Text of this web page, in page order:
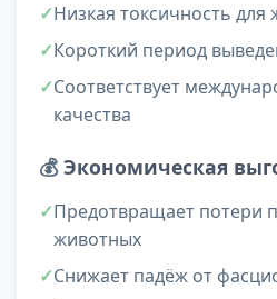
Низкая токсичность для
Короткий период
Соответствует
качества
💰 Экономическая
Предотвращает потери
животных
Снижает падёж от